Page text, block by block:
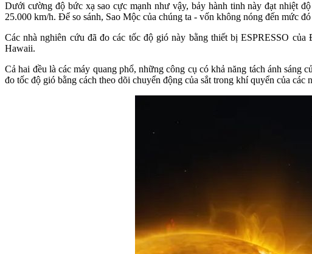
Dưới cường độ bức xạ sao cực mạnh như vậy, bảy hành tinh này đạt nhiệt
25.000 km/h. Để so sánh, Sao Mộc của chúng ta - vốn không nóng đến mức
Các nhà nghiên cứu đã đo các tốc độ gió này bằng thiết bị ESPRESSO
Hawaii.
Cả hai đều là các máy quang phổ, những công cụ có khả năng tách ánh sáng
đo tốc độ gió bằng cách theo dõi chuyển động của sắt trong khí quyển của các